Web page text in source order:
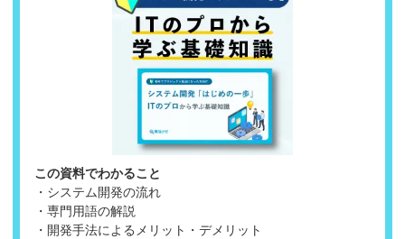
この資料でわかること
・システム開発の流れ
・専門用語の解説
・開発手法によるメリット・デメリット